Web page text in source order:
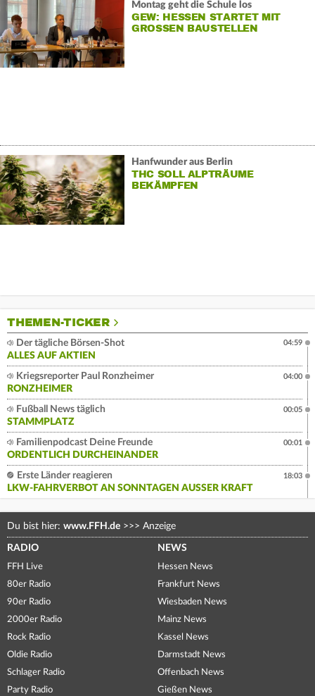
Montag geht die Schule los
GEW: HESSEN STARTET MIT
GROSSEN BAUSTELLEN
Hanfwunder aus Berlin
THC SOLL ALPTRÄUME
BEKÄMPFEN
THEMEN-TICKER
Der tägliche Börsen-Shot
ALLES AUF AKTIEN
04:59
Kriegsreporter Paul Ronzheimer
RONZHEIMER
04:00
Fußball News täglich
STAMMPLATZ
00:05
Familienpodcast Deine Freunde
ORDENTLICH DURCHEINANDER
00:01
Erste Länder reagieren
LKW-FAHRVERBOT AN SONNTAGEN AUSSER KRAFT
18:03
Du bist hier: www.FFH.de >>> Anzeige
RADIO
FFH Live
80er Radio
90er Radio
2000er Radio
Rock Radio
Oldie Radio
Schlager Radio
Party Radio
NEWS
Hessen News
Frankfurt News
Wiesbaden News
Mainz News
Kassel News
Darmstadt News
Offenbach News
Gießen News